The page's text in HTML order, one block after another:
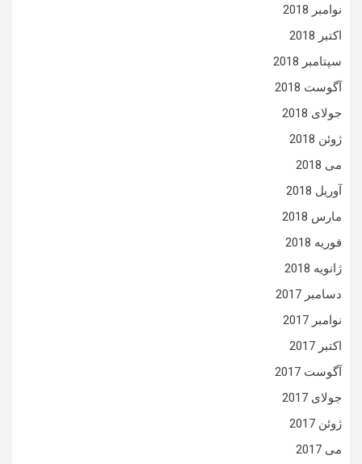
نوامبر 2018
اکتبر 2018
سپتامبر 2018
آگوست 2018
جولای 2018
ژوئن 2018
می 2018
آوریل 2018
مارس 2018
فوریه 2018
ژانویه 2018
دسامبر 2017
نوامبر 2017
اکتبر 2017
آگوست 2017
جولای 2017
ژوئن 2017
می 2017